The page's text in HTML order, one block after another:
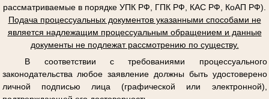
рассматриваемые в порядке УПК РФ, ГПК РФ, КАС РФ, КоАП РФ).
Подача процессуальных документов указанными способами не
является надлежащим процессуальным обращением и данные
документы не подлежат рассмотрению по существу.
В соответствии с требованиями процессуального
законодательства любое заявление должны быть удостоверено
личной подписью лица (графической или электронной),